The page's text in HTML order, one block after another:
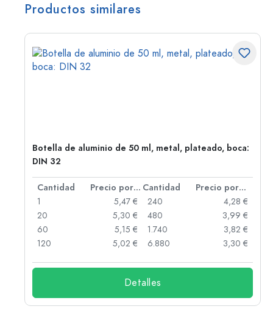
Productos similares
Botella de aluminio de 50 ml, metal, plateado, boca:
DIN 32
Cantidad Precio por unidad Cantidad
Precio por unidad
1
5,47 €
20
5,30 €
60
5,15 €
120
5,02 €
240
4,28 €
480
3,99 €
1.740
3,82 €
6.880
3,30 €
Detalles